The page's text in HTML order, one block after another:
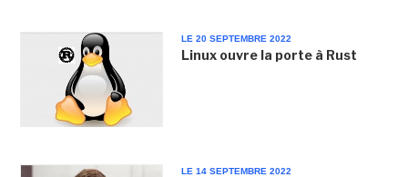
LE 20 SEPTEMBRE 2022
Linux ouvre la porte à Rust
LE 14 SEPTEMBRE 2022